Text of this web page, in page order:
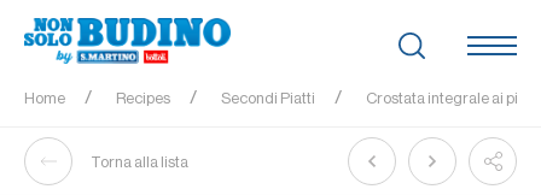
Home Recipes Secondi Piatti Crostata integrale ai
Torna alla lista